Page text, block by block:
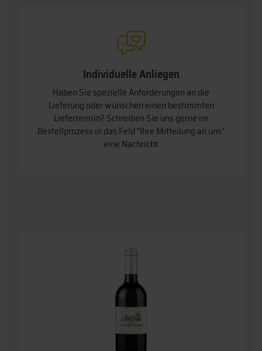
Individuelle Anliegen
Haben Sie spezielle Anforderungen an die
Lieferung oder wünschen einen bestimmten
Liefertermin? Schreiben Sie uns gerne im
Bestellprozess in das Feld "Ihre Mitteilung an uns"
eine Nachricht.